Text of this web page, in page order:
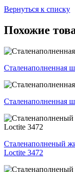
Вернуться к списку
Похожие
Сталенаполненная
Сталенаполненная
Сталенаполненый
Loctite 3472